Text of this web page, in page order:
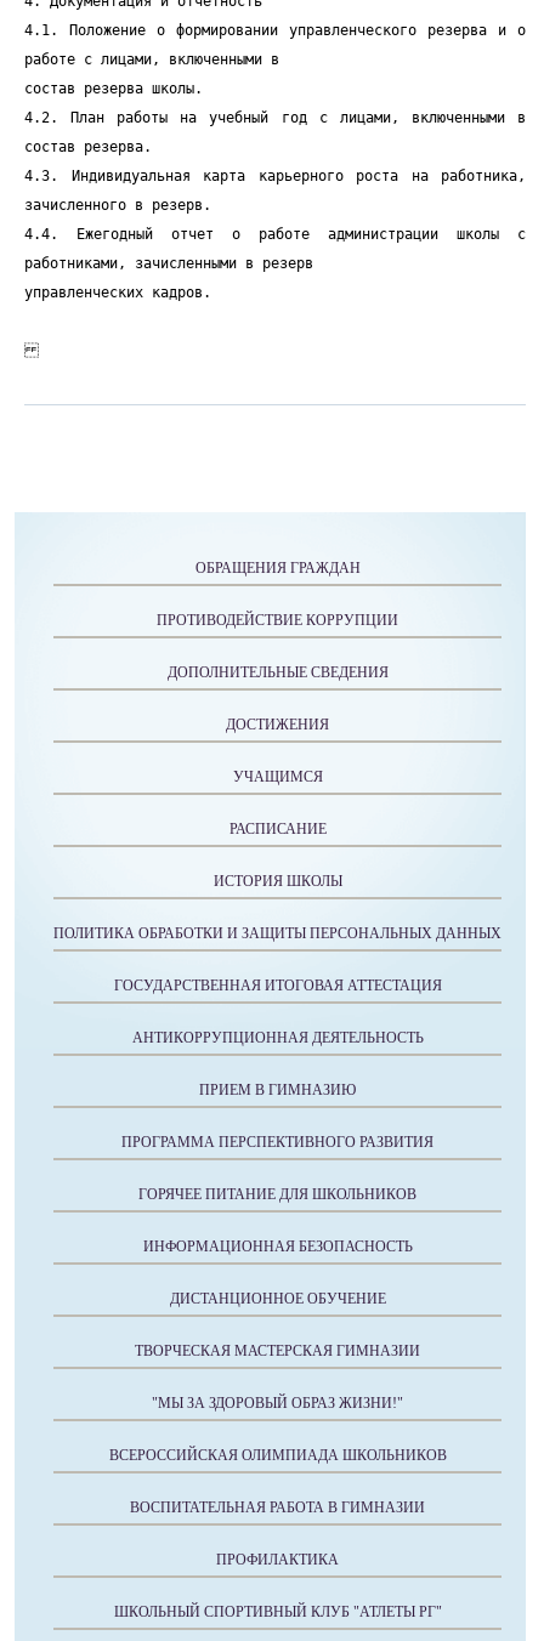
4.1. Положение о формировании управленческого резерва и о
работе с лицами, включенными в
состав резерва школы.
4.2. План работы на учебный год с лицами, включенными в
состав резерва.
4.3. Индивидуальная карта карьерного роста на работника,
зачисленного в резерв.
4.4. Ежегодный отчет о работе администрации школы с
работниками, зачисленными в резерв
управленческих кадров.
ОБРАЩЕНИЯ ГРАЖДАН
ПРОТИВОДЕЙСТВИЕ КОРРУПЦИИ
ДОПОЛНИТЕЛЬНЫЕ СВЕДЕНИЯ
ДОСТИЖЕНИЯ
УЧАЩИМСЯ
РАСПИСАНИЕ
ИСТОРИЯ ШКОЛЫ
ПОЛИТИКА ОБРАБОТКИ И ЗАЩИТЫ ПЕРСОНАЛЬНЫХ ДАННЫХ
ГОСУДАРСТВЕННАЯ ИТОГОВАЯ АТТЕСТАЦИЯ
АНТИКОРРУПЦИОННАЯ ДЕЯТЕЛЬНОСТЬ
ПРИЕМ В ГИМНАЗИЮ
ПРОГРАММА ПЕРСПЕКТИВНОГО РАЗВИТИЯ
ГОРЯЧЕЕ ПИТАНИЕ ДЛЯ ШКОЛЬНИКОВ
ИНФОРМАЦИОННАЯ БЕЗОПАСНОСТЬ
ДИСТАНЦИОННОЕ ОБУЧЕНИЕ
ТВОРЧЕСКАЯ МАСТЕРСКАЯ ГИМНАЗИИ
"МЫ ЗА ЗДОРОВЫЙ ОБРАЗ ЖИЗНИ!"
ВСЕРОССИЙСКАЯ ОЛИМПИАДА ШКОЛЬНИКОВ
ВОСПИТАТЕЛЬНАЯ РАБОТА В ГИМНАЗИИ
ПРОФИЛАКТИКА
ШКОЛЬНЫЙ СПОРТИВНЫЙ КЛУБ "АТЛЕТЫ РГ"